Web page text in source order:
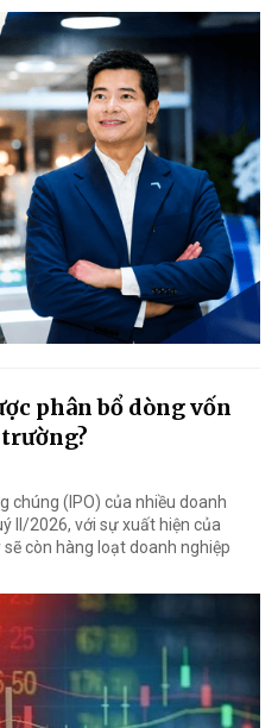
phân bổ dòng vốn
chúng (IPO) của nhiều doanh
II/2026, với sự xuất hiện của
sẽ còn hàng loạt doanh nghiệp